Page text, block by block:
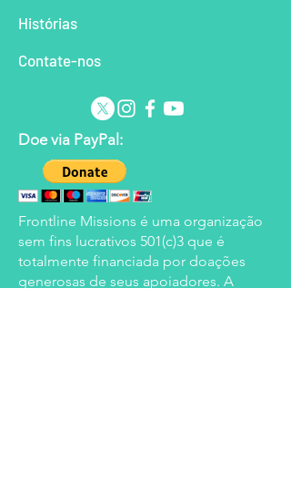
Histórias
Contate-nos
Doe via PayPal:
Frontline Missions é uma organização
sem fins lucrativos 501(c)3 que é
totalmente financiada por doações
generosas de seus apoiadores. A